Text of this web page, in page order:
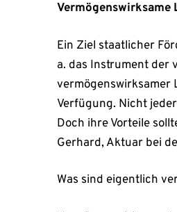
Ein Ziel staatlicher
a. das Instrument der
vermögenswirksamer
Verfügung. Nicht
Doch ihre Vorteile
Gerhard, Aktuar bei
Was sind eigentlich